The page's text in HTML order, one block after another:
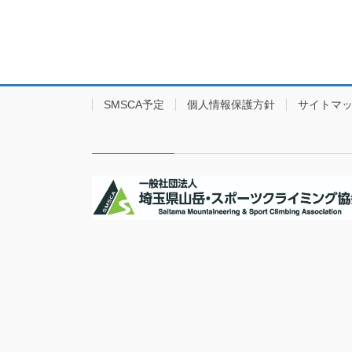
SMSCA予定 個人情報保護方針 サイトマ